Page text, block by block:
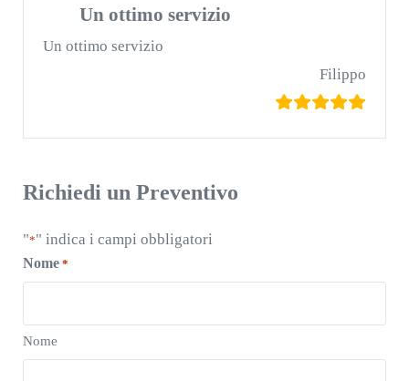
Un ottimo servizio
Un ottimo servizio
Filippo
Richiedi un Preventivo
"*" indica i campi obbligatori
Nome *
Nome